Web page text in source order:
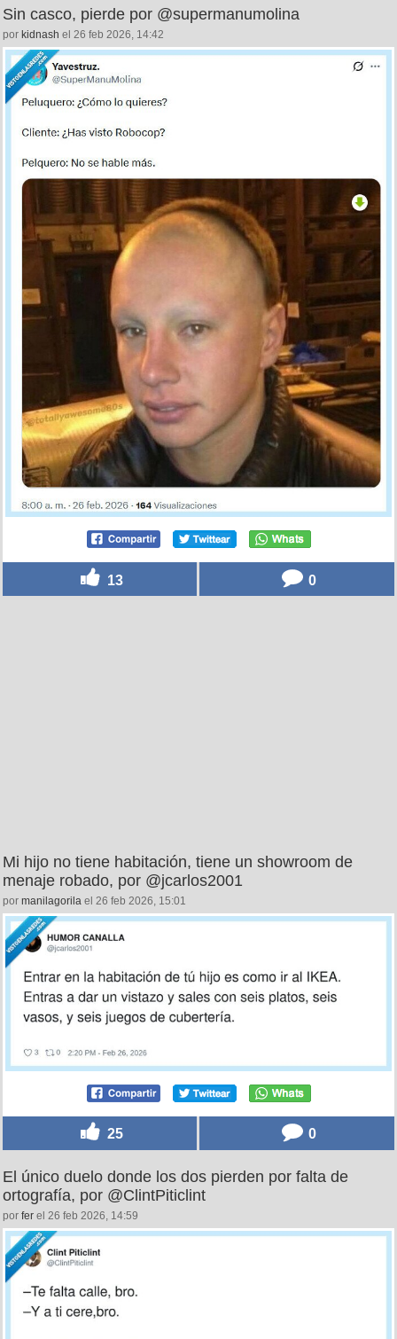
Sin casco, pierde por @supermanumolina
por kidnash el 26 feb 2026, 14:42
13 0
Mi hijo no tiene habitación, tiene un showroom de
menaje robado, por @jcarlos2001
por manilagorila el 26 feb 2026, 15:01
25 0
El único duelo donde los dos pierden por falta de
ortografía, por @ClintPiticlint
por fer el 26 feb 2026, 14:59